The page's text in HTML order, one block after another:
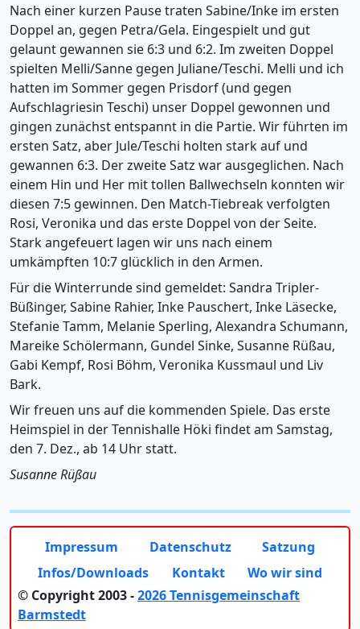
Nach einer kurzen Pause traten Sabine/Inke im ersten
Doppel an, gegen Petra/Gela. Eingespielt und gut
gelaunt gewannen sie 6:3 und 6:2. Im zweiten Doppel
spielten Melli/Sanne gegen Juliane/Teschi. Melli und ich
hatten im Sommer gegen Prisdorf (und gegen
Aufschlagriesin Teschi) unser Doppel gewonnen und
gingen zunächst entspannt in die Partie. Wir führten im
ersten Satz, aber Jule/Teschi holten stark auf und
gewannen 6:3. Der zweite Satz war ausgeglichen. Nach
einem Hin und Her mit tollen Ballwechseln konnten wir
diesen 7:5 gewinnen. Den Match-Tiebreak verfolgten
Rosi, Veronika und das erste Doppel von der Seite.
Stark angefeuert lagen wir uns nach einem
umkämpften 10:7 glücklich in den Armen.
Für die Winterrunde sind gemeldet: Sandra Tripler-
Büßinger, Sabine Rahier, Inke Pauschert, Inke Läsecke,
Stefanie Tamm, Melanie Sperling, Alexandra Schumann,
Mareike Schölermann, Gundel Sinke, Susanne Rüßau,
Gabi Kempf, Rosi Böhm, Veronika Kussmaul und Liv
Bark.
Wir freuen uns auf die kommenden Spiele. Das erste
Heimspiel in der Tennishalle Höki findet am Samstag,
den 7. Dez., ab 14 Uhr statt.
Susanne Rüßau
Impressum Datenschutz
Satzung
Infos/Downloads
Kontakt
Wo wir sind
© Copyright 2003 -2026 Tennisgemeinschaft
Barmstedt